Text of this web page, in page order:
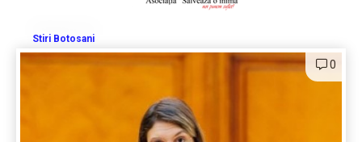
Stiri Botosani
0